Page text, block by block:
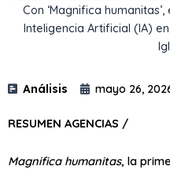
Con ‘Magnifica
Inteligencia Artificial (IA)
Análisis mayo 26,
RESUMEN AGENCIAS /
Magnifica humanitas, la